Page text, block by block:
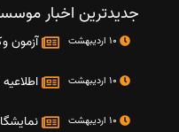
جدیدترین اخبار
آزمون